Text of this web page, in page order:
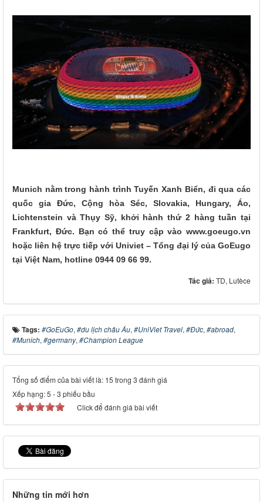
Munich nằm trong hành trình Tuyến Xanh Biển, đi qua các
quốc gia Đức, Cộng hòa Séc, Slovakia, Hungary, Áo,
Lichtenstein và Thụy Sỹ, khởi hành thứ 2 hàng tuần tại
Frankfurt, Đức. Bạn có thể truy cập vào www.goeugo.vn
hoặc liên hệ trực tiếp với Univiet – Tổng đại lý của GoEugo
tại Việt Nam, hotline 0944 09 66 99.
Tác giả: TD, Lutèce
Tags: #GoEuGo, #du lịch châu Âu, #UniViet Travel, #Đức, #abroad,
#Munich, #germany, #Champion League
Tổng số điểm của bài viết là: 15 trong 3 đánh giá
Xếp hạng:5 -3 phiếu bầu
Click để đánh giá bài viết
Những tin mới hơn